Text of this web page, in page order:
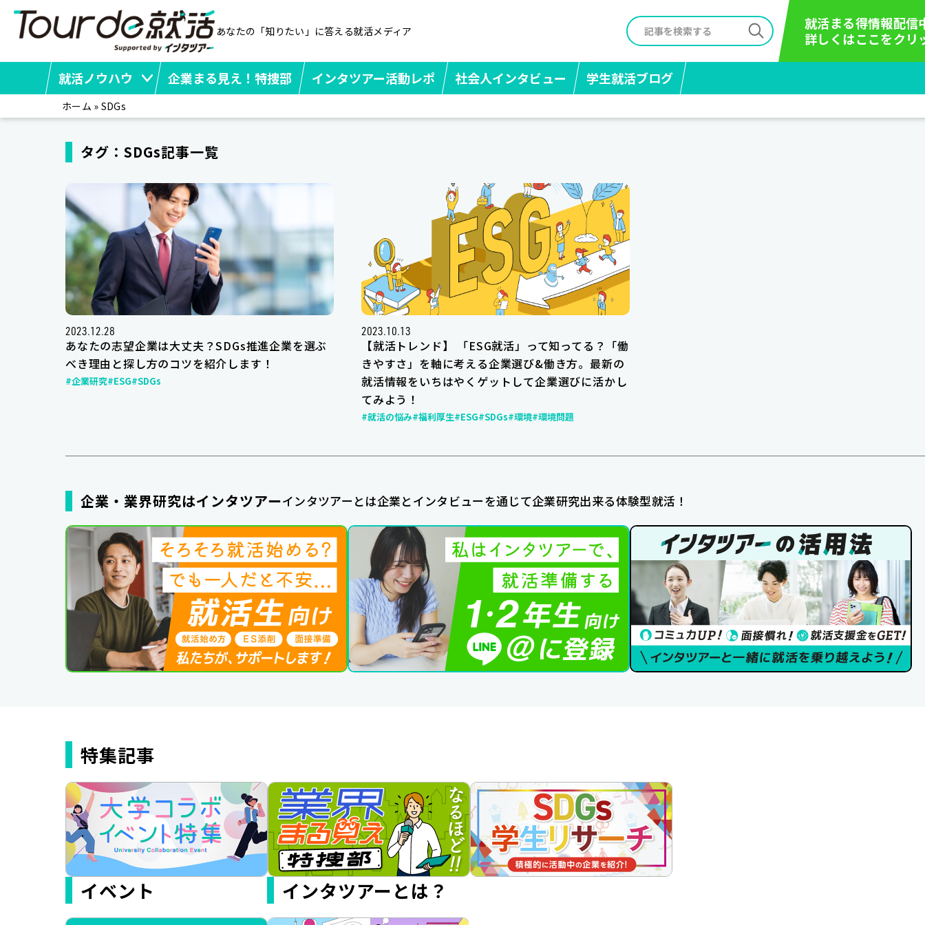
あなたの「知りたい」に答える就活メディア
就活まる得情報配信
詳しくはここをクリ
就活ノウハウ 企業まる見え！特捜部 インタツアー活動レポ 社会人インタビュー 学生就活ブログ
ホーム » SDGs
タグ：SDGs記事一覧
2023.12.28
あなたの志望企業は大丈夫？SDGs推進企業を選ぶ
べき理由と探し方のコツを紹介します！
#企業研究#ESG#SDGs
2023.10.13
【就活トレンド】 「ESG就活」って知ってる？「働
きやすさ」を軸に考える企業選び&働き方。最新の
就活情報をいちはやくゲットして企業選びに活かし
てみよう！
#就活の悩み#福利厚生#ESG#SDGs#環境#環境問題
企業・業界研究はインタツアーインタツアーとは企業とインタビューを通じて企業研究出来る体験型就活！
特集記事
イベント インタツアーとは？